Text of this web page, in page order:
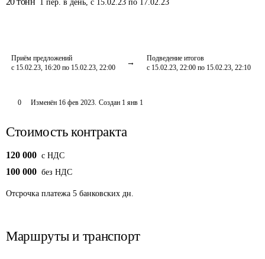
1 пер. в день,с 15.02.23 по 17.02.23
Приём предложений
с 15.02.23, 16:20 по 15.02.23, 22:00
Подведение итогов
с 15.02.23, 22:00 по 15.02.23, 22:10
0 Изменён 16 фев 2023. Создан 1 янв 1
Стоимость контракта
120 000 c НДС
100 000 без НДС
Отсрочка платежа 5 банковских дн.
Маршруты и транспорт